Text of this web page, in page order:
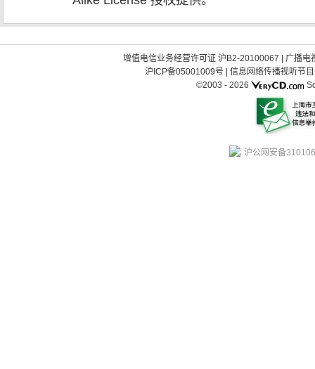
增值电信业务经营许可证 沪B2-20100067
广播电
沪ICP备05001009号| 信息网络传播视听节
©2003 - 2026
沪公网安备